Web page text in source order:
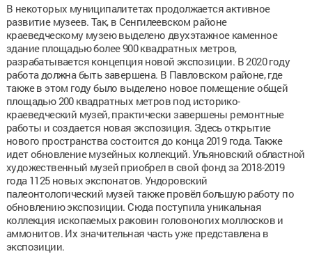
В некоторых муниципалитетах продолжается активное
развитие музеев. Так, в Сенгилеевском районе
краеведческому музею выделено двухэтажное каменное
здание площадью более 900 квадратных метров,
разрабатывается концепция новой экспозиции. В 2020 году
работа должна быть завершена. В Павловском районе, где
также в этом году было выделено новое помещение общей
площадью 200 квадратных метров под историко-
краеведческий музей, практически завершены ремонтные
работы и создается новая экспозиция. Здесь открытие
нового пространства состоится до конца 2019 года. Также
идет обновление музейных коллекций. Ульяновский областной
художественный музей приобрел в свой фонд за 2018-2019
года 1125 новых экспонатов. Ундоровский
палеонтологический музей также провёл большую работу по
обновлению экспозиции. Сюда поступила уникальная
коллекция ископаемых раковин головоногих моллюсков и
аммонитов. Их значительная часть уже представлена в
экспозиции.